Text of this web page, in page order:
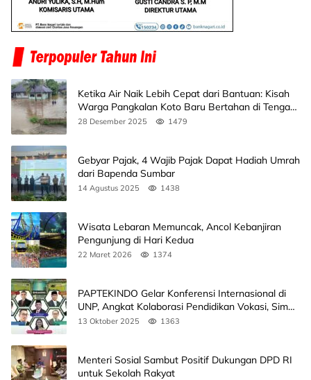
Ketika Air Naik Lebih Cepat dari Bantuan: Kisah
Warga Pangkalan Koto Baru Bertahan di Tengah
Banjir
28 Desember 2025 1479
Gebyar Pajak, 4 Wajib Pajak Dapat Hadiah Umrah
dari Bapenda Sumbar
14 Agustus 2025 1438
Wisata Lebaran Memuncak, Ancol Kebanjiran
Pengunjung di Hari Kedua
22 Maret 2026 1374
PAPTEKINDO Gelar Konferensi Internasional di
UNP, Angkat Kolaborasi Pendidikan Vokasi, Simak
Agendanya
13 Oktober 2025 1363
Menteri Sosial Sambut Positif Dukungan DPD RI
untuk Sekolah Rakyat